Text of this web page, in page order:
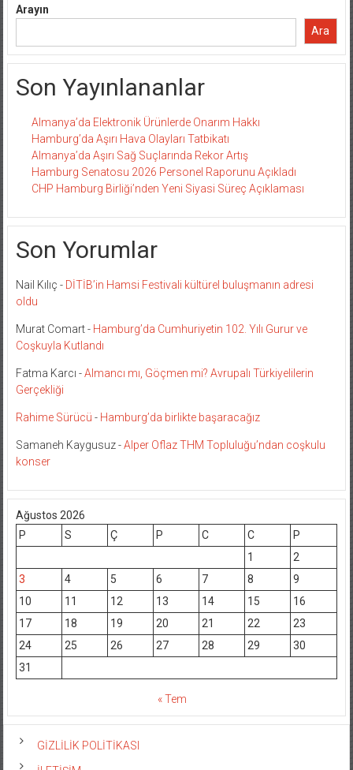
Arayın
Ara
Son Yayınlananlar
Almanya’da Elektronik Ürünlerde Onarım Hakkı
Hamburg’da Aşırı Hava Olayları Tatbikatı
Almanya’da Aşırı Sağ Suçlarında Rekor Artış
Hamburg Senatosu 2026 Personel Raporunu Açıkladı
CHP Hamburg Birliği’nden Yeni Siyasi Süreç Açıklaması
Son Yorumlar
Nail Kılıç - DİTİB’in Hamsi Festivali kültürel buluşmanın adresi
oldu
Murat Comart- Hamburg’da Cumhuriyetin 102. Yılı Gurur ve
Coşkuyla Kutlandı
Fatma Karcı -Almancı mı, Göçmen mi? Avrupalı Türkiyelilerin
Gerçekliği
Rahime Sürücü - Hamburg’da birlikte başaracağız
Samaneh Kaygusuz-Alper Oflaz THM Topluluğu’ndan coşkulu
konser
Ağustos 2026
P
S Ç P C C
P
1
2
3
4 5 6 7 8
9
10
11 12 13 14 15
16
17
18 19 20 21 22
23
24
25 26 27 28 29
30
31
« Tem
GİZLİLİK POLİTİKASI